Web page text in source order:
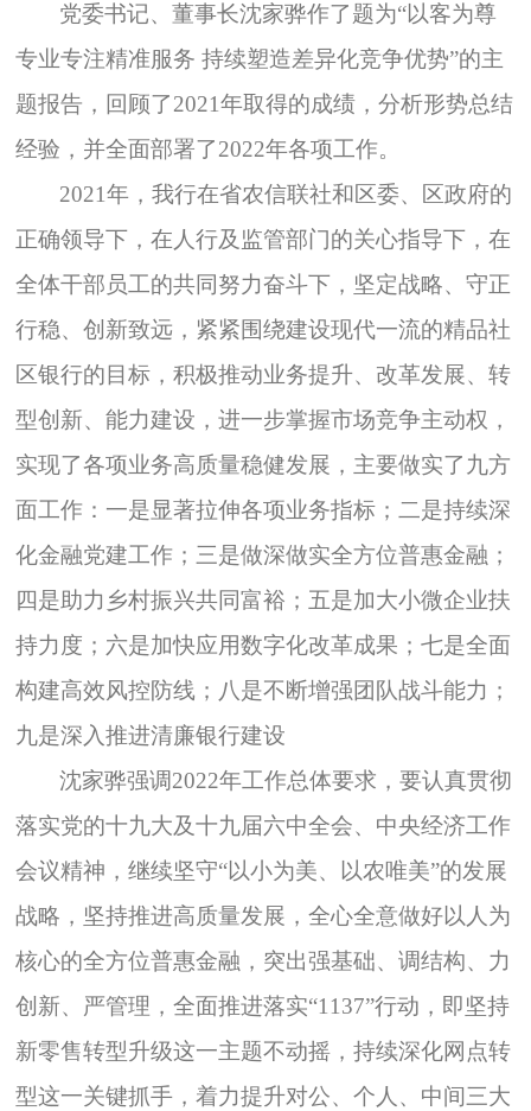
党委书记、董事长沈家骅作了题为“以客为尊
专业专注精准服务 持续塑造差异化竞争优势”的主
题报告，回顾了2021年取得的成绩，分析形势总结
经验，并全面部署了2022年各项工作。
2021年，我行在省农信联社和区委、区政府的
正确领导下，在人行及监管部门的关心指导下，在
全体干部员工的共同努力奋斗下，坚定战略、守正
行稳、创新致远，紧紧围绕建设现代一流的精品社
区银行的目标，积极推动业务提升、改革发展、转
型创新、能力建设，进一步掌握市场竞争主动权，
实现了各项业务高质量稳健发展，主要做实了九方
面工作：一是显著拉伸各项业务指标；二是持续深
化金融党建工作；三是做深做实全方位普惠金融；
四是助力乡村振兴共同富裕；五是加大小微企业扶
持力度；六是加快应用数字化改革成果；七是全面
构建高效风控防线；八是不断增强团队战斗能力；
九是深入推进清廉银行建设
沈家骅强调2022年工作总体要求，要认真贯彻
落实党的十九大及十九届六中全会、中央经济工作
会议精神，继续坚守“以小为美、以农唯美”的发展
战略，坚持推进高质量发展，全心全意做好以人为
核心的全方位普惠金融，突出强基础、调结构、力
创新、严管理，全面推进落实“1137”行动，即坚持
新零售转型升级这一主题不动摇，持续深化网点转
型这一关键抓手，着力提升对公、个人、中间三大